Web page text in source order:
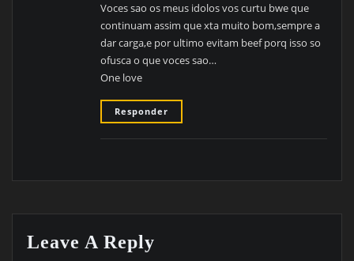
Voces sao os meus idolos vos curtu bwe que
continuam assim que xta muito bom,sempre a
dar carga,e por ultimo evitam beef porq isso so
ofusca o que voces sao…
One love
Responder
Leave A Reply